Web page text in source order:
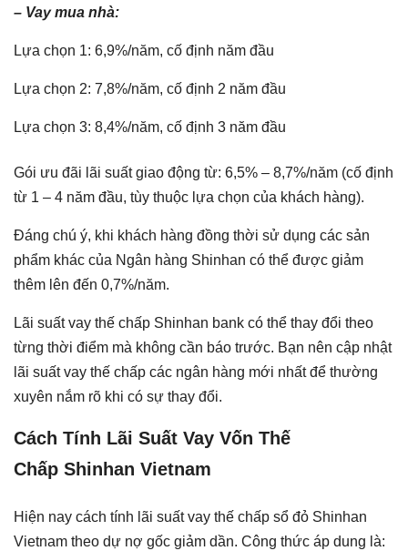
– Vay mua nhà:
Lựa chọn 1: 6,9%/năm, cố định năm đầu
Lựa chọn 2: 7,8%/năm, cố định 2 năm đầu
Lựa chọn 3: 8,4%/năm, cố định 3 năm đầu
Gói ưu đãi lãi suất giao động từ: 6,5% – 8,7%/năm (cố định
từ 1 – 4 năm đầu, tùy thuộc lựa chọn của khách hàng).
Đáng chú ý, khi khách hàng đồng thời sử dụng các sản
phẩm khác của Ngân hàng Shinhan có thể được giảm
thêm lên đến 0,7%/năm.
Lãi suất vay thế chấp Shinhan bank có thể thay đổi theo
từng thời điểm mà không cần báo trước. Bạn nên cập nhật
lãi suất vay thế chấp các ngân hàng mới nhất để thường
xuyên nắm rõ khi có sự thay đổi.
Cách Tính Lãi Suất Vay Vốn Thế
Chấp Shinhan Vietnam
Hiện nay cách tính lãi suất vay thế chấp sổ đỏ Shinhan
Vietnam theo dự nợ gốc giảm dần. Công thức áp dung là: